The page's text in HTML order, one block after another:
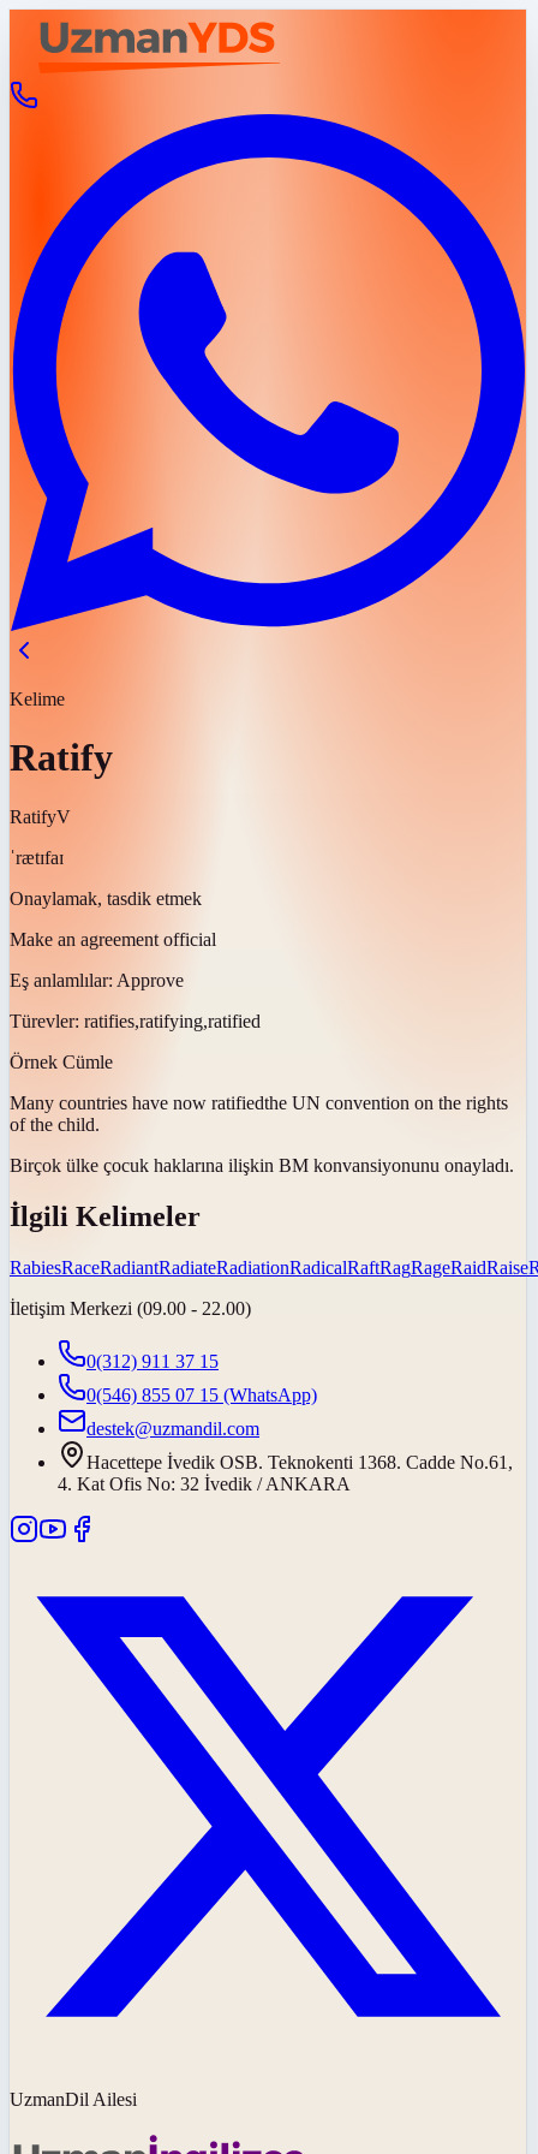
Kelime
Ratify
RatifyV
ˈrætɪfaɪ
Onaylamak, tasdik etmek
Make an agreement official
Eş anlamlılar: Approve
Türevler: ratifies,ratifying,ratified
Örnek Cümle
Many countries have now ratifiedthe UN convention on the rights
of the child.
Birçok ülke çocuk haklarına ilişkin BM konvansiyonunu onayladı.
İlgili Kelimeler
RabiesRaceRadiantRadiateRadiationRadicalRaftRagRageRaidRaise
İletişim Merkezi (09.00 - 22.00)
0(312) 911 37 15
0(546) 855 07 15 (WhatsApp)
destek@uzmandil.com
Hacettepe İvedik OSB. Teknokenti 1368. Cadde No.61,
4. Kat Ofis No: 32 İvedik / ANKARA
UzmanDil Ailesi